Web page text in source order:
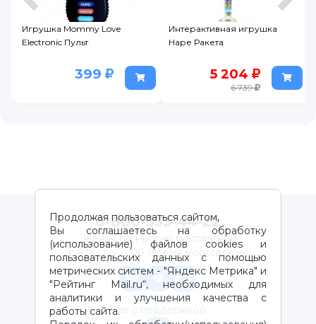
Игрушка Mommy Love
Electronic Пульт
399
Интерактивная игрушка
Наре Ракета
5 204
6 739
Продолжая пользоваться сайтом,
Вы соглашаетесь на обработку
(использование) файлов cookies и
пользовательских данных с помощью
метрических систем - "Яндекс Метрика" и
"Рейтинг Mail.ru“, необходимых для
аналитики и улучшения качества с
работы сайта.
8-800-333-44-22
Звонок по России бесплатный
с 9:00 до 21:00 (время московское)
Чат с поддержкой